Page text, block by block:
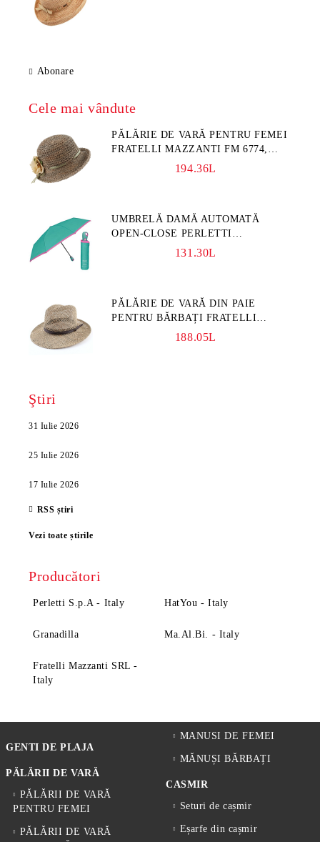
Abonare
Cele mai vândute
PĂLĂRIE DE VARĂ PENTRU FEMEI
FRATELLI MAZZANTI FM 6774,
NATURAL/FLORI GALBENE
194.36L
UMBRELĂ DAMĂ AUTOMATĂ
OPEN-CLOSE PERLETTI
TECHNOLOGY 21808, TURCOAZ
131.30L
PĂLĂRIE DE VARĂ DIN PAIE
PENTRU BĂRBAȚI FRATELLI
MAZZANTI FM 7936, NATURAL
188.05L
Ştiri
31 Iulie 2026
25 Iulie 2026
17 Iulie 2026
RSS știri
Vezi toate știrile
Producători
Perletti S.p.A - Italy HatYou - Italy
Granadilla Ma.Al.Bi. - Italy
Fratelli Mazzanti SRL -
Italy
GENTI DE PLAJA
PĂLĂRII DE VARĂ
PĂLĂRII DE VARĂ
PENTRU FEMEI
PĂLĂRII DE VARĂ
MANUSI DE FEMEI
MĂNUȘI BĂRBAȚI
CASMIR
Seturi de cașmir
Eșarfe din cașmir